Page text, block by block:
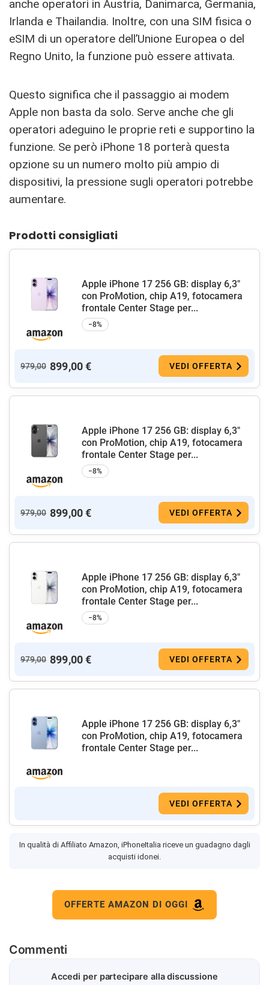
anche operatori in Austria, Danimarca, Germania,
Irlanda e Thailandia. Inoltre, con una SIM fisica o
eSIM di un operatore dell’Unione Europea o del
Regno Unito, la funzione può essere attivata.
Questo significa che il passaggio ai modem
Apple non basta da solo. Serve anche che gli
operatori adeguino le proprie reti e supportino la
funzione. Se però iPhone 18 porterà questa
opzione su un numero molto più ampio di
dispositivi, la pressione sugli operatori potrebbe
aumentare.
Prodotti consigliati
Apple iPhone 17 256 GB: display 6,3"
con ProMotion, chip A19, fotocamera
frontale Center Stage per...
−8%
979,00 899,00 € VEDI OFFERTA
Apple iPhone 17 256 GB: display 6,3"
con ProMotion, chip A19, fotocamera
frontale Center Stage per...
−8%
979,00 899,00 € VEDI OFFERTA
Apple iPhone 17 256 GB: display 6,3"
con ProMotion, chip A19, fotocamera
frontale Center Stage per...
−8%
979,00 899,00 € VEDI OFFERTA
Apple iPhone 17 256 GB: display 6,3"
con ProMotion, chip A19, fotocamera
frontale Center Stage per...
VEDI OFFERTA
In qualità di Affiliato Amazon, iPhoneItalia riceve un guadagno dagli
acquisti idonei.
OFFERTE AMAZON DI OGGI
Commenti
Accedi per partecipare alla discussione